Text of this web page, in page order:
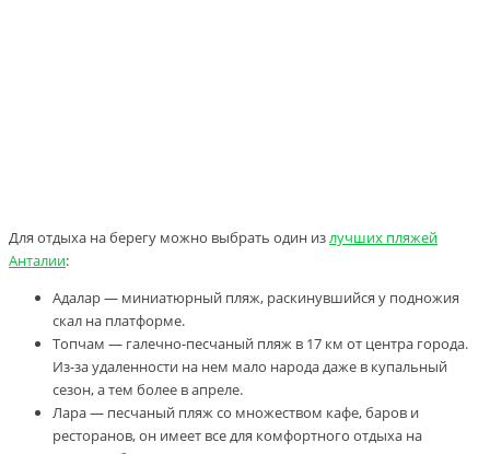
Для отдыха на берегу можно выбрать один излучших пляжей
Анталии:
Адалар — миниатюрный пляж, раскинувшийся у подножия
скал на платформе.
Топчам — галечно-песчаный пляж в 17 км от центра города.
Из-за удаленности на нем мало народа даже в купальный
сезон, а тем более в апреле.
Лара — песчаный пляж со множеством кафе, баров и
ресторанов, он имеет все для комфортного отдыха на